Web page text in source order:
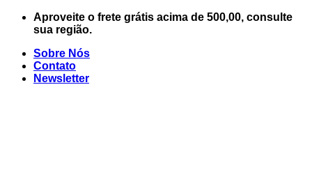
Skip
Aproveite o frete grátis acima de 500,00, consulte
sua região.
Sobre Nós
Contato
Newsletter